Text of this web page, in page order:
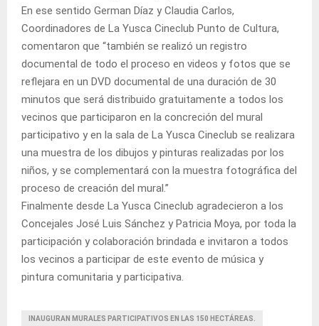
En ese sentido German Díaz y Claudia Carlos,
Coordinadores de La Yusca Cineclub Punto de Cultura,
comentaron que “también se realizó un registro
documental de todo el proceso en videos y fotos que se
reflejara en un DVD documental de una duración de 30
minutos que será distribuido gratuitamente a todos los
vecinos que participaron en la concreción del mural
participativo y en la sala de La Yusca Cineclub se realizara
una muestra de los dibujos y pinturas realizadas por los
niños, y se complementará con la muestra fotográfica del
proceso de creación del mural.”
Finalmente desde La Yusca Cineclub agradecieron a los
Concejales José Luis Sánchez y Patricia Moya, por toda la
participación y colaboración brindada e invitaron a todos
los vecinos a participar de este evento de música y
pintura comunitaria y participativa.
INAUGURAN MURALES PARTICIPATIVOS EN LAS 150 HECTÁREAS.